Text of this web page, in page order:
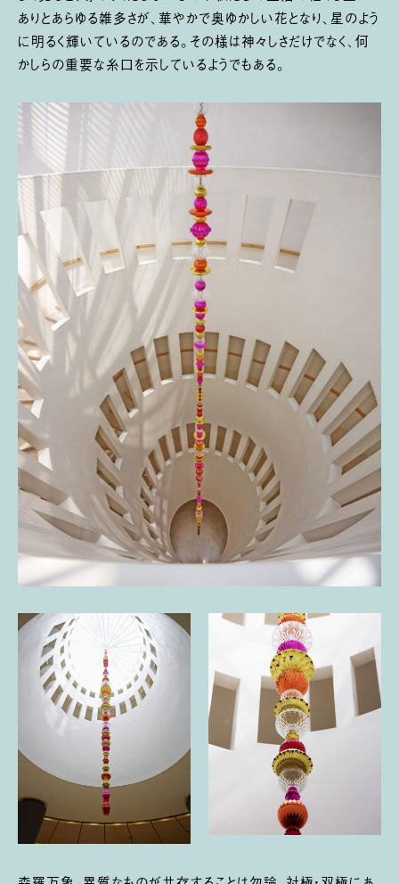
ありとあらゆる雑多さが、華やかで奥ゆかしい花となり、星のよう
に明るく輝いているのである。その様は神々しさだけでなく、何
かしらの重要な糸口を示しているようでもある。